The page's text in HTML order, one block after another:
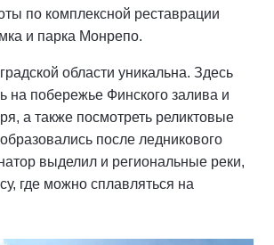
по комплексной реставрации
и парка Монрепо.
области уникальна. Здесь
на побережье Финского залива и
а также посмотреть реликтовые
после ледникового
выделил и региональные реки,
где можно сплавляться на